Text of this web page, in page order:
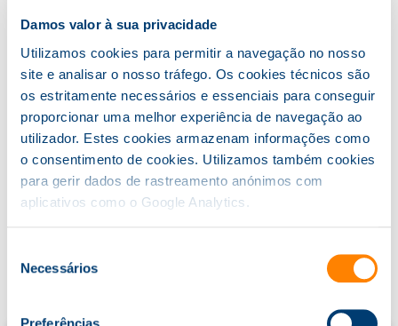
Damos valor à sua privacidade
Utilizamos cookies para permitir a navegação no nosso
site e analisar o nosso tráfego. Os cookies técnicos são
os estritamente necessários e essenciais para conseguir
proporcionar uma melhor experiência de navegação ao
utilizador. Estes cookies armazenam informações como
o consentimento de cookies. Utilizamos também cookies
para gerir dados de rastreamento anónimos com
aplicativos como o Google Analytics.
Necessários
Certificações
Informações
Programas
Serviços
NOTÍCIAS RECENTES
Plano de Avaliação de Diferenças Remuneratórias
Cheque-Formação + Digital